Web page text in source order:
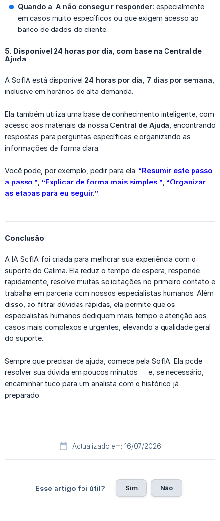
Quando a IA não conseguir responder: especialmente
em casos muito específicos ou que exigem acesso ao
banco de dados do cliente.
5. Disponível 24 horas por dia, com base na Central de
Ajuda
A SofIA está disponível 24 horas por dia, 7 dias por semana
inclusive em horários de alta demanda.
Ela também utiliza uma base de conhecimento inteligente, com
acesso aos materiais da nossa Central de Ajuda , encontrando
respostas para perguntas específicas e organizando as
informações de forma clara.
Você pode, por exemplo, pedir para ela: “Resumir este passo
a passo.” “Explicar de forma mais simples.” “Organizar
as etapas para eu seguir.”.
Conclusão
A IA SofIA foi criada para melhorar sua experiência com o
suporte do Calima. Ela reduz o tempo de espera, responde
rapidamente, resolve muitas solicitações no primeiro contato e
trabalha em parceria com nossos especialistas humanos. Além
disso, ao filtrar dúvidas rápidas, ela permite que os
especialistas humanos dediquem mais tempo e atenção aos
casos mais complexos e urgentes, elevando a qualidade geral
do suporte.
Sempre que precisar de ajuda, comece pela SofIA. Ela pode
resolver sua dúvida em poucos minutos — e, se necessário,
encaminhar tudo para um analista com o histórico já
preparado.
Actualizado em: 16/07/2026
Esse artigo foi útil? Sim Não